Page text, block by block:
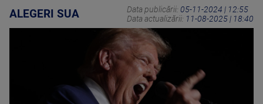
ALEGERI SUA Data publicării: 05-11-2024 | 12:55
Data actualizării: 11-08-2025 | 18:40